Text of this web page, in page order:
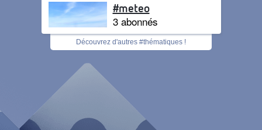
#meteo
3 abonnés
Découvrez d'autres #thématiques !